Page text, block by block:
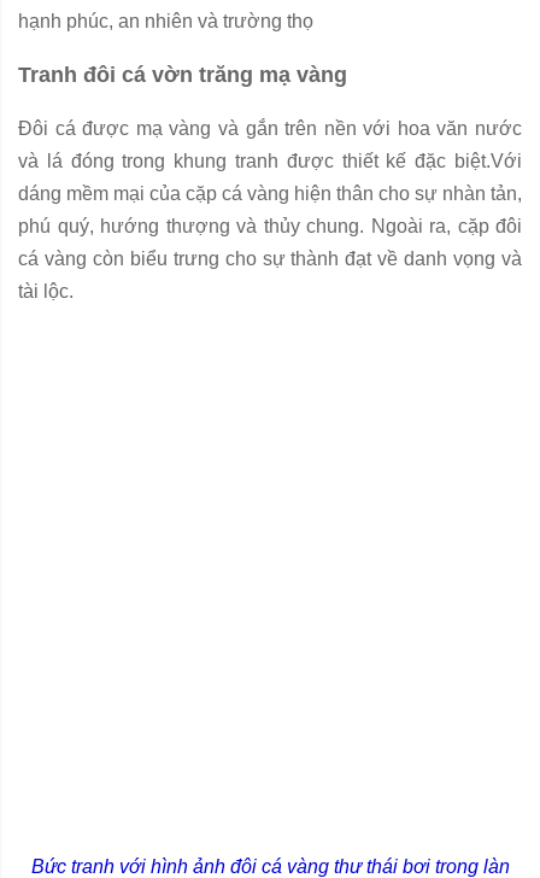
hạnh phúc, an nhiên và trường thọ
Tranh đôi cá vờn trăng mạ vàng
Đôi cá được mạ vàng và gắn trên nền với hoa văn nước
và lá đóng trong khung tranh được thiết kế đặc biệt.Với
dáng mềm mại của cặp cá vàng hiện thân cho sự nhàn tản,
phú quý, hướng thượng và thủy chung. Ngoài ra, cặp đôi
cá vàng còn biểu trưng cho sự thành đạt về danh vọng và
tài lộc.
Bức tranh với hình ảnh đôi cá vàng thư thái bơi trong làn